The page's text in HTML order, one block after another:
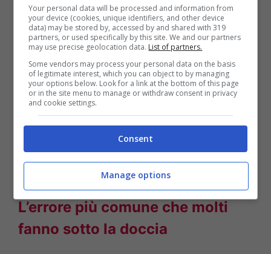
ingredienti troppo sgrassanti rischiano di
accentuare la disidratazione.I capelli
trattati hanno bisogno di prodotti capaci
di detergere senza impoverire la struttura
del capello, mantenendo morbidezza ed
elasticità. La scelta dello shampoo, quindi,
non riguarda soltanto l’estetica ma anche
la protezione quotidiana della chioma.
L’errore più comune che molti
fanno sotto la doccia
Your personal data will be processed and information from
your device (cookies, unique identifiers, and other device
data) may be stored by, accessed by and shared with 319
partners, or used specifically by this site. We and our partners
may use precise geolocation data. List of partners.
Some vendors may process your personal data on the basis
of legitimate interest, which you can object to by managing
your options below. Look for a link at the bottom of this page
or in the site menu to manage or withdraw consent in privacy
and cookie settings.
Consent
Manage options